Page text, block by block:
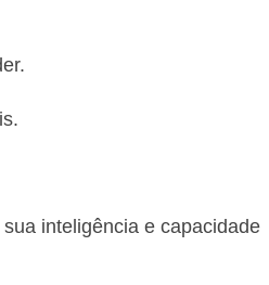
inteligência e capacidade